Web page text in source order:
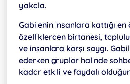
yakala.
Gabilenin insanlara kattığı en
özelliklerden birtanesi,
ve insanlara karşı saygı.
ederken gruplar halinde
kadar etkili ve faydalı